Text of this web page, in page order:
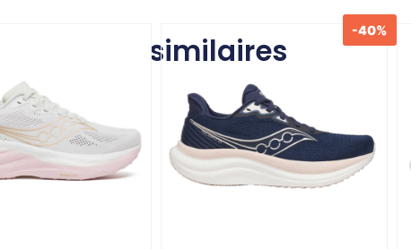
Produits similaires
-40%